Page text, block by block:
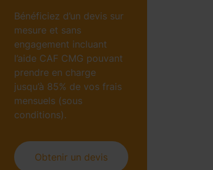
Bénéficiez d’un devis sur
mesure et sans
engagement incluant
l’aide CAF CMG pouvant
prendre en charge
jusqu’à 85% de vos frais
mensuels (sous
conditions).
Obtenir un devis